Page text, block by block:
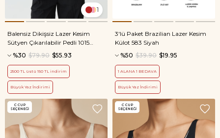
1
Balensiz Dikişsiz Lazer Kesim
Sütyen Çıkarılabilir Pedli 1015
%30 $55.93
$79.90
2500 TL üstü 150 TL indirim
Büyük Yaz İndirimi
3'lü Paket Brazilian Lazer Kesim
Külot 583 Siyah
%50
$19.95
$39.90
1 ALANA 1 BEDAVA
Büyük Yaz İndirimi
C CUP
SEÇENEĞI
C CUP
SEÇENEĞI